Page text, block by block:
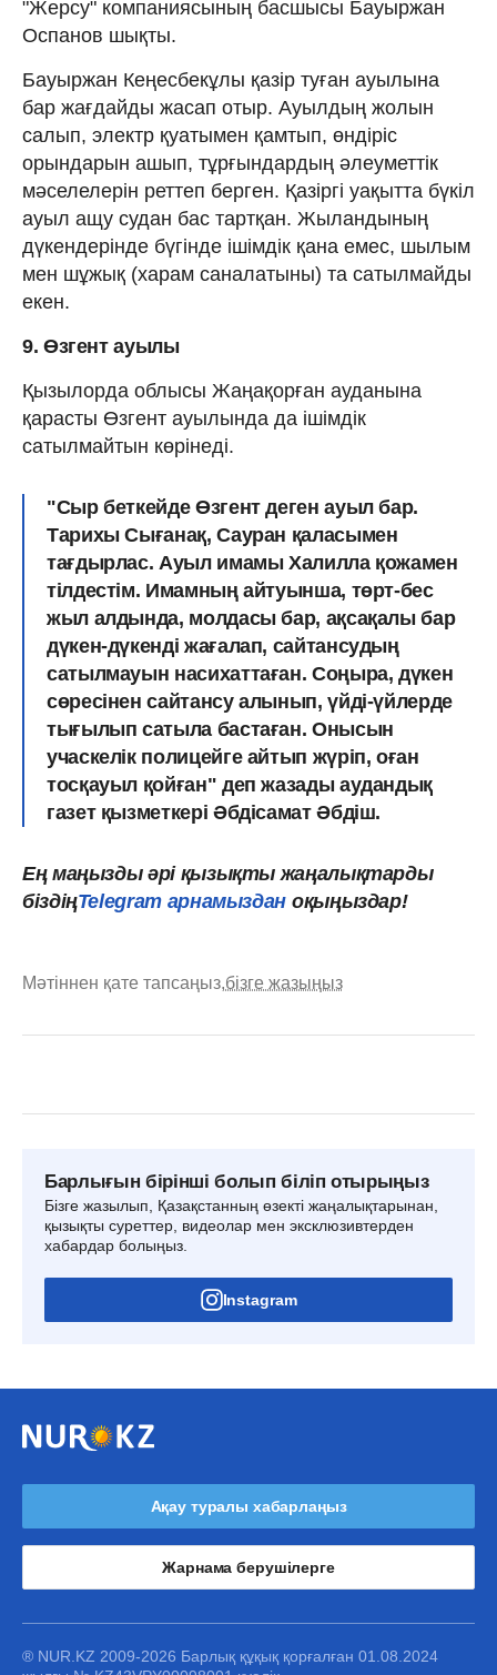
"Жерсу" компаниясының басшысы Бауыржан
Оспанов шықты.
Бауыржан Кеңесбекұлы қазір туған ауылына
бар жағдайды жасап отыр. Ауылдың жолын
салып, электр қуатымен қамтып, өндіріс
орындарын ашып, тұрғындардың әлеуметтік
мәселелерін реттеп берген. Қазіргі уақытта бүкіл
ауыл ащу судан бас тартқан. Жыландының
дүкендерінде бүгінде ішімдік қана емес, шылым
мен шұжық (харам саналатыны) та сатылмайды
екен.
9. Өзгент ауылы
Қызылорда облысы Жаңақорған ауданына
қарасты Өзгент ауылында да ішімдік
сатылмайтын көрінеді.
"Сыр беткейде Өзгент деген ауыл бар.
Тарихы Сығанақ, Сауран қаласымен
тағдырлас. Ауыл имамы Халилла қожамен
тілдестім. Имамның айтуынша, төрт-бес
жыл алдында, молдасы бар, ақсақалы бар
дүкен-дүкенді жағалап, сайтансудың
сатылмауын насихаттаған. Соңыра, дүкен
сөресінен сайтансу алынып, үйді-үйлерде
тығылып сатыла бастаған. Онысын
учаскелік полицейге айтып жүріп, оған
тосқауыл қойған" деп жазады аудандық
газет қызметкері Әбдісамат Әбдіш.
Ең маңызды әрі қызықты жаңалықтарды
біздіңTelegram арнамыздан оқыңыздар!
Мәтіннен қате тапсаңыз,бізге жазыңыз
Барлығын бірінші болып біліп отырыңыз
Бізге жазылып, Қазақстанның өзекті жаңалықтарынан,
қызықты суреттер, видеолар мен эксклюзивтерден
хабардар болыңыз.
Instagram
Ақау туралы хабарлаңыз
Жарнама берушілерге
® NUR.KZ 2009-2026 Барлық құқық қорғалған 01.08.2024